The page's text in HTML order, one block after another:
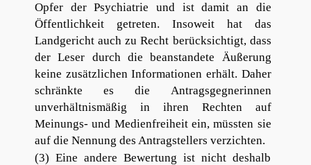
Opfer der Psychiatrie und ist damit an die
Öffentlichkeit getreten. Insoweit hat das
Landgericht auch zu Recht berücksichtigt, dass
der Leser durch die beanstandete Äußerung
keine zusätzlichen Informationen erhält. Daher
schränkte es die Antragsgegnerinnen
unverhältnismäßig in ihren Rechten auf
Meinungs- und Medienfreiheit ein, müssten sie
auf die Nennung des Antragstellers verzichten.
(3) Eine andere Bewertung ist nicht deshalb